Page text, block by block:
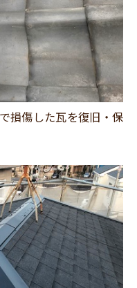
損傷した瓦を復旧・保